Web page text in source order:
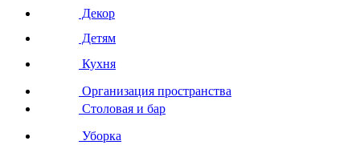
Декор
Детям
Кухня
Организация пространства
Столовая и бар
Уборка